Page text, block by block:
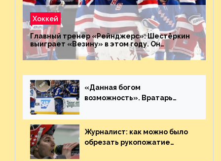
Хоккей
Главный тренер «Рейнджерс»: Шестёркин
выиграет «Везину» в этом году. Он
невероятен
«Данная богом
возможность». Вратарь
броске бутылкой в Кадри
Журналист: как можно было
обрезать рукопожатие